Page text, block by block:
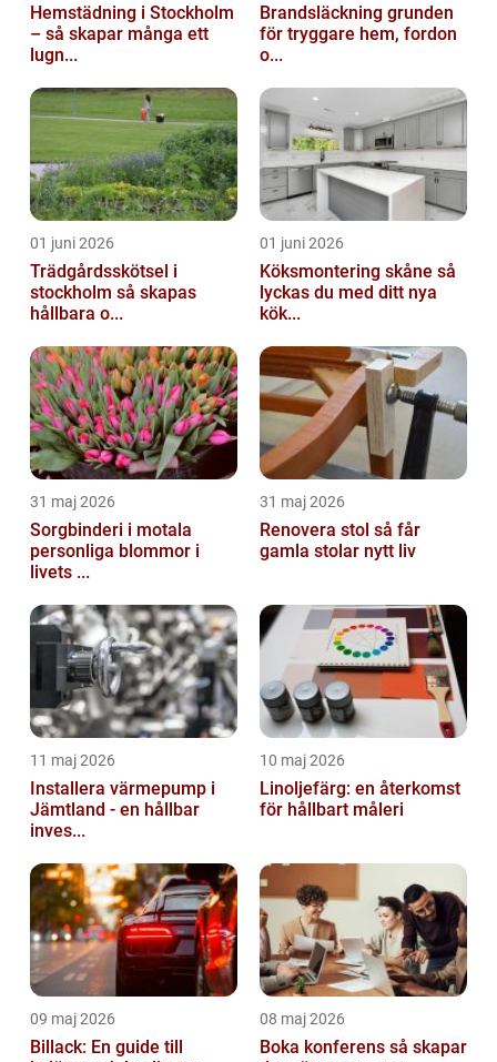
Hemstädning i Stockholm
– så skapar många ett
lugn...
Brandsläckning grunden
för tryggare hem, fordon
o...
01 juni 2026
Trädgårdsskötsel i
stockholm så skapas
hållbara o...
01 juni 2026
Köksmontering skåne så
lyckas du med ditt nya
kök...
31 maj 2026
Sorgbinderi i motala
personliga blommor i
livets ...
31 maj 2026
Renovera stol så får
gamla stolar nytt liv
11 maj 2026
Installera värmepump i
Jämtland - en hållbar
inves...
10 maj 2026
Linoljefärg: en återkomst
för hållbart måleri
09 maj 2026
Billack: En guide till
08 maj 2026
Boka konferens så skapar